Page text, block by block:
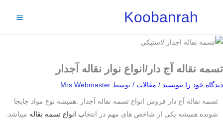
Koobanrah
تسمه نقاله آج دار/انواع نوار نقاله آجدار
دیدگاه‌ خود را بنویسید / مقالات / توسط Mrs.Webmaster
تسمه نقاله آج دار فروش انواع تسمه نقاله آجدار .همیشه نوع مواد جابجا
شونده همیشه یکی از شاخص های مهم در انتخاب انواع تسمه نقاله میباشد.